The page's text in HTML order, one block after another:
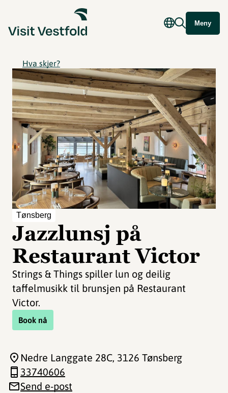
Meny
Hva skjer?
Tønsberg
Jazzlunsj på
Restaurant Victor
Strings & Things spiller lun og deilig
taffelmusikk til brunsjen på Restaurant
Victor.
Book nå
Nedre Langgate 28C, 3126 Tønsberg
33740606
Send e-post